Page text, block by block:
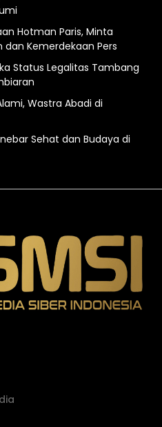
Hotman Paris, Minta
Kemerdekaan Pers
Status Legalitas Tambang
Wastra Abadi di
Sehat dan Budaya di